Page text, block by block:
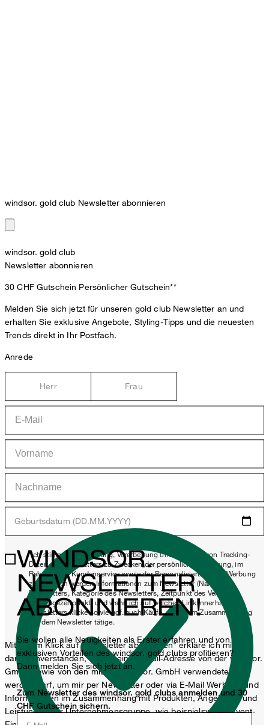
windsor. gold club Newsletter abonnieren
windsor. gold club
Newsletter abonnieren
30 CHF Gutschein Persönlicher Gutschein**
Melden Sie sich jetzt für unseren gold club Newsletter an und
erhalten Sie exklusive Angebote, Styling-Tipps und die neuesten
Trends direkt in Ihr Postfach.
Anrede
Herr Frau
Geburtsdatum (DD.MM.YYYY)
*Ich stimme der Erhebung, Verarbeitung und Nutzung von Tracking-
Daten des Newsletters zu Zwecken der persönlichen Beratung, im
Rahmen des Kundenservice sowie der Personalisierung von Werbung
zu. Erhoben werden Informationen zum Newsletter (Name des
Newsletters, Kategorie des Newsletters, Zeitpunkt des Versands,
Öffnungszeitpunkt) und wann ich auf welchen Link innerhalb des
Newsletters klicke sowie ggf. auch Käufe, die ich im Zusammenhang
mit dem Newsletter tätige.
Mit einem Klick auf „Newsletter abonnieren" erkläre ich mich
damit einverstanden, dass meine E-Mail-Adresse von der windsor.
GmbH sowie von den mit der windsor. GmbH verwendeten
werden darf, um mir per Newsletter oder via E-Mail Werbung und
Informationen im Zusammenhang mit Produkten, Angeboten und
Leistungen der Unternehmensgruppe, wie beispielsweise Event-
WINDSOR.
NEWSLETTER
ABONNIEREN!
Zum Newsletter des windsor. gold clubs anmelden und 30
CHF Gutschein sichern.
Sie wollen alle Neuigkeiten als Erster erfahren und von
exklusiven Vorteilen des windsor. gold clubs profitieren?
Dann melden Sie sich jetzt an.